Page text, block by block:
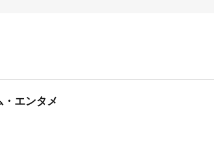
・エンタメ